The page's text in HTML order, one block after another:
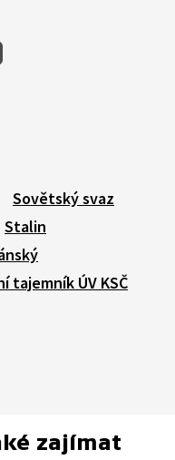
Sovětský svaz
Stalin
tajemník ÚV KSČ
zajímat